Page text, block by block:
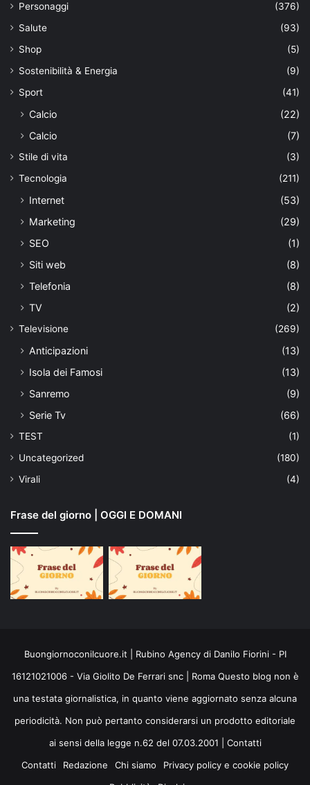
Personaggi
(376)
Salute
(93)
Shop
(5)
Sostenibilità & Energia
(9)
Sport
(41)
Calcio
(22)
Calcio
(7)
Stile di vita
(3)
Tecnologia
(211)
Internet
(53)
Marketing
(29)
SEO
(1)
Siti web
(8)
Telefonia
(8)
TV
(2)
Televisione (269)
Anticipazioni
(13)
Isola dei Famosi
(13)
Sanremo
(9)
Serie Tv
(66)
TEST
(1)
Uncategorized
(180)
Virali
(4)
Frase del giorno | OGGI E DOMANI
Buongiornoconilcuore.it | Rubino Agency di Danilo Fiorini - PI
16121021006 - Via Giolito De Ferrari snc | Roma Questo blog non è
una testata giornalistica, in quanto viene aggiornato senza alcuna
periodicità. Non può pertanto considerarsi un prodotto editoriale
ai sensi della legge n.62 del 07.03.2001 | Contatti
Contatti
Redazione Chi siamo
Privacy policy e cookie policy